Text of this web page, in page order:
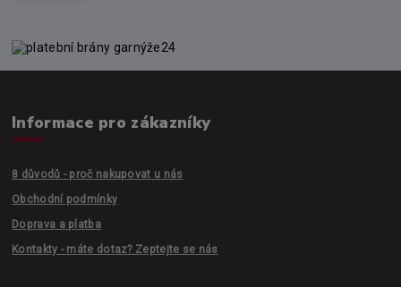
Informace pro zákazníky
8 důvodů - proč nakupovat u nás
Obchodní podmínky
Doprava a platba
Kontakty - máte dotaz? Zeptejte se nás